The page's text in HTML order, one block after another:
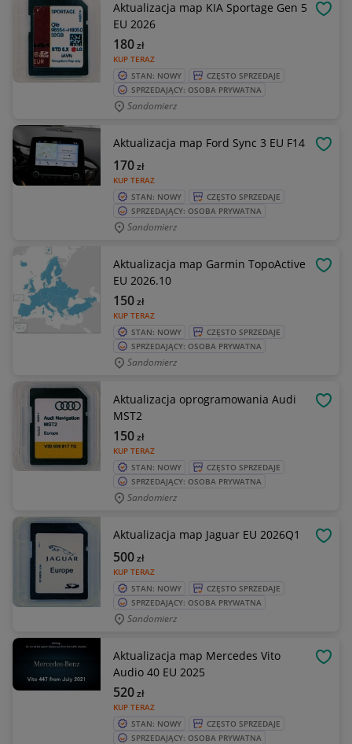
Aktualizacja map KIA Sportage Gen 5
EU 2026
KUP TERAZ
180zł
STAN: NOWY
CZĘSTO SPRZEDAJE
SPRZEDAJĄCY: OSOBA PRYWATNA
Sandomierz
Aktualizacja map Ford Sync 3 EU F14
KUP TERAZ
170zł
STAN: NOWY
CZĘSTO SPRZEDAJE
SPRZEDAJĄCY: OSOBA PRYWATNA
Sandomierz
Aktualizacja map Garmin TopoActive
EU 2026.10
KUP TERAZ
150zł
STAN: NOWY
CZĘSTO SPRZEDAJE
SPRZEDAJĄCY: OSOBA PRYWATNA
Sandomierz
Aktualizacja oprogramowania Audi
MST2
KUP TERAZ
150zł
STAN: NOWY
CZĘSTO SPRZEDAJE
SPRZEDAJĄCY: OSOBA PRYWATNA
Sandomierz
Aktualizacja map Jaguar EU 2026Q1
KUP TERAZ
500zł
STAN: NOWY
CZĘSTO SPRZEDAJE
SPRZEDAJĄCY: OSOBA PRYWATNA
Sandomierz
Aktualizacja map Mercedes Vito
Audio 40 EU 2025
KUP TERAZ
520zł
STAN: NOWY
CZĘSTO SPRZEDAJE
SPRZEDAJĄCY: OSOBA PRYWATNA